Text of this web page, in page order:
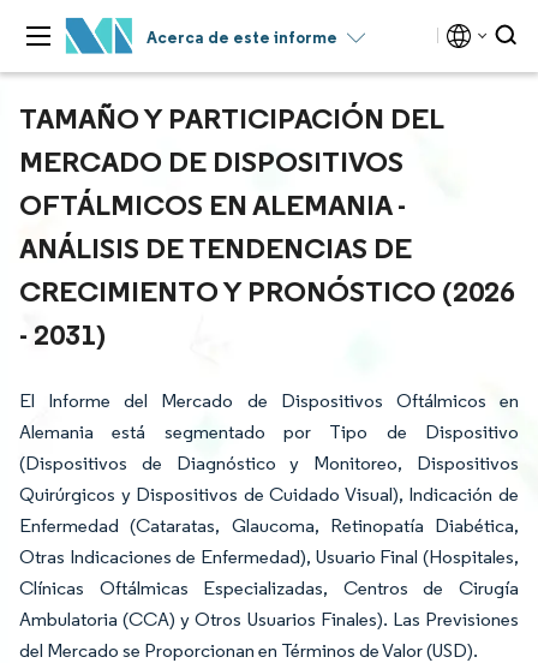
Acerca de este informe
TAMAÑO Y PARTICIPACIÓN DEL
MERCADO DE DISPOSITIVOS
OFTÁLMICOS EN ALEMANIA -
ANÁLISIS DE TENDENCIAS DE
CRECIMIENTO Y PRONÓSTICO (2026
- 2031)
El Informe del Mercado de Dispositivos Oftálmicos en
Alemania está segmentado por Tipo de Dispositivo
(Dispositivos de Diagnóstico y Monitoreo, Dispositivos
Quirúrgicos y Dispositivos de Cuidado Visual), Indicación de
Enfermedad (Cataratas, Glaucoma, Retinopatía Diabética,
Otras Indicaciones de Enfermedad), Usuario Final (Hospitales,
Clínicas Oftálmicas Especializadas, Centros de Cirugía
Ambulatoria (CCA) y Otros Usuarios Finales). Las Previsiones
del Mercado se Proporcionan en Términos de Valor (USD).